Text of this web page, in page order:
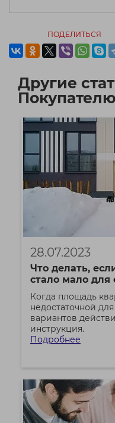
ПОДЕЛИТЬСЯ
Другие
Покупателю
28.07.2023
Что делать,
стало мало для
Когда площадь
недостаточной
вариантов
инструкция.
Подробнее